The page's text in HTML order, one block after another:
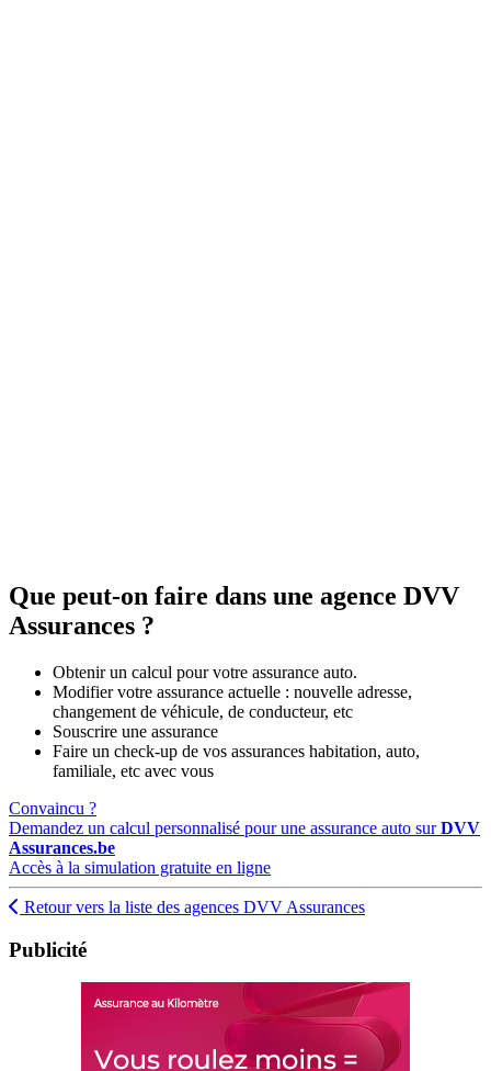
Que peut-on faire dans une agence DVV
Assurances ?
Obtenir un calcul pour votre assurance auto.
Modifier votre assurance actuelle : nouvelle adresse,
changement de véhicule, de conducteur, etc
Souscrire une assurance
Faire un check-up de vos assurances habitation, auto,
familiale, etc avec vous
Convaincu ?
Demandez un calcul personnalisé pour une assurance auto surDVV
Assurances.be
Accès à la simulation gratuite en ligne
Retour vers la liste des agences DVV Assurances
Publicité